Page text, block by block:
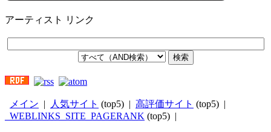
アーティスト リンク
メイン | 人気サイト (top5) | 高評価サイト (top5) |
_WEBLINKS_SITE_PAGERANK (top5) |